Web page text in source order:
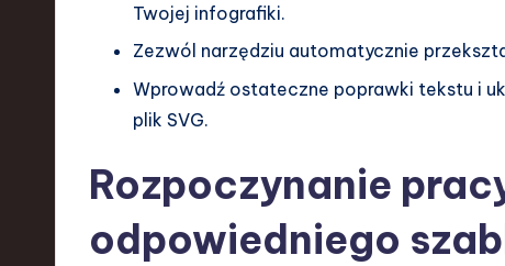
Twojej infografiki.
Zezwól narzędziu automatycznie
Wprowadź ostateczne poprawki tekstu i
plik SVG.
Rozpoczynanie
odpowiedniego